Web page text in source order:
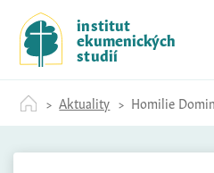
c
institut
ekumenických
studií
Aktuality Homilie